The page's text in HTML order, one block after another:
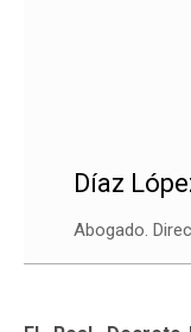
Díaz
Abogado.